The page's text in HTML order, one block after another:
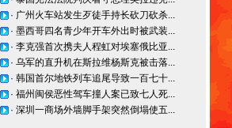
· 广州火车站发生歹徒手持长砍刀砍杀...
· 墨西哥四名青少年开车外出时被武装...
· 李克强首次携夫人程虹对埃塞俄比亚...
· 乌军的直升机在斯拉维杨斯克被击落...
· 韩国首尔地铁列车追尾导致一百七十...
· 福州闽侯恶性驾车撞人案已致七人死...
· 深圳一商场外墙脚手架突然倒塌使五...